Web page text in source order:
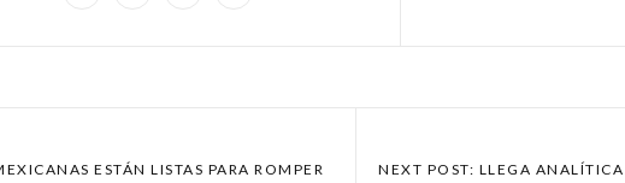
ESTÁN LISTAS PARA ROMPER
NEXT POST: LLEGA